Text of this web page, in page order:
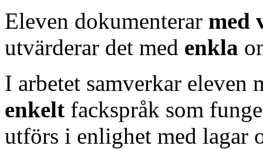
Eleven dokumenterar med
utvärderar det med enkla
I arbetet samverkar eleven
enkelt fackspråk som
utförs i enlighet med lagar